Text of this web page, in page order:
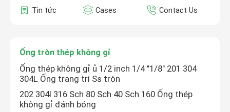
Tin tức
Cases Contact Us
Ống tròn thép không gỉ
Ống thép không gỉ ủ 1/2 inch 1/4 "1/8" 201 304
304L Ống trang trí Ss tròn
202 304l 316 Sch 80 Sch 40 Sch 160 Ống thép
không gỉ đánh bóng